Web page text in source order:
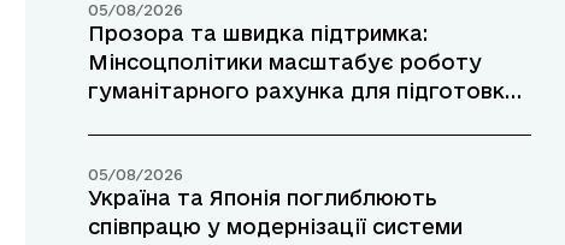
05/08/2026
Прозора та швидка підтримка:
Мінсоцполітики масштабує роботу
гуманітарного рахунка для підготовки
05/08/2026
Україна та Японія поглиблюють
співпрацю у модернізації системи